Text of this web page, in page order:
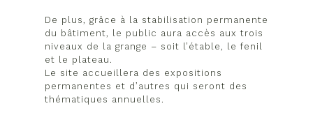
De plus, grâce à la stabilisation permanente
du bâtiment, le public aura accès aux trois
niveaux de la grange – soit l’étable, le fenil
et le plateau.
Le site accueillera des expositions
permanentes et d’autres qui seront des
thématiques annuelles.